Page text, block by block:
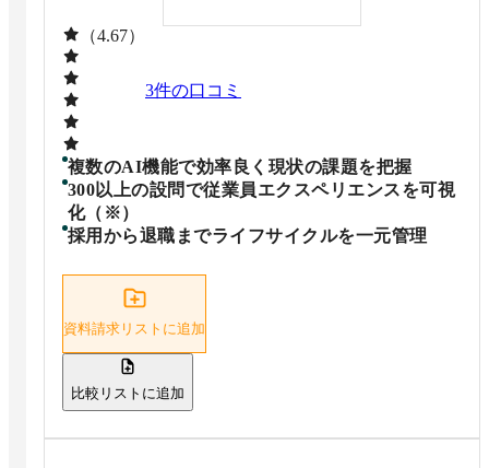
（4.67）
3件の口コミ
複数のAI機能で効率良く現状の課題を把握
300以上の設問で従業員エクスペリエンスを可視
化（※）
採用から退職までライフサイクルを一元管理
資料請求リストに追加
比較リストに追加